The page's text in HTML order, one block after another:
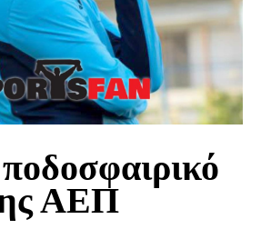
ΑΕΠ